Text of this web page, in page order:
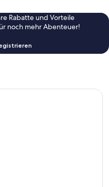
Rabatte und Vorteile
noch mehr Abenteuer!